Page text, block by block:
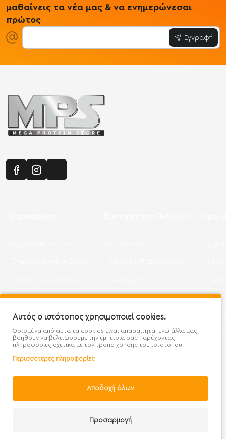
μαθαίνεις τα νέα μας & να ενημερώνεσαι
πρώτος
Εγγραφή
Χάρτης Ιστότοπου
Προσφορές - Clearence
Σύγκριση
GDPR
Χονδρική
Αυτός ο ιστότοπος χρησιμοποιεί cookies.
Ορισμένα από αυτά τα cookies είναι απαραίτητα, ενώ άλλα μας
βοηθούν να βελτιώσουμε την εμπειρία σας παρέχοντας
πληροφορίες σχετικά με τον τρόπο χρήσης του ιστότοπου.
Περισσότερες πληροφορίες
Αποδοχή όλων
Προσαρμογή